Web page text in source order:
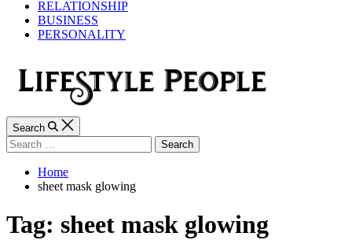
RELATIONSHIP
BUSINESS
PERSONALITY
Search
Search
for:
Home
sheet mask glowing
Tag: sheet mask glowing